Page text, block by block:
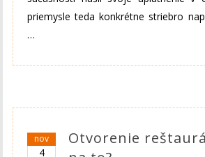
priemysle teda konkrétne striebro
…
nov
4
Otvorenie